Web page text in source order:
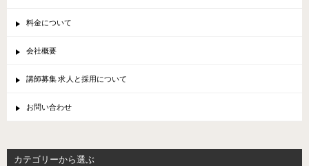
料金について
会社概要
講師募集 求人と採用について
お問い合わせ
カテゴリーから選ぶ